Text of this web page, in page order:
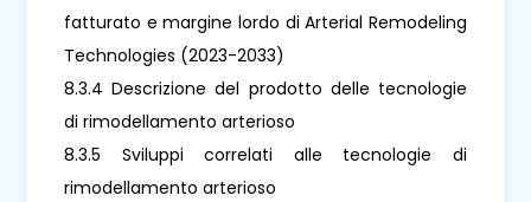
fatturato e margine lordo di Arterial Remodeling
Technologies (2023-2033)
8.3.4 Descrizione del prodotto delle tecnologie
di rimodellamento arterioso
8.3.5 Sviluppi correlati alle tecnologie di
rimodellamento arterioso